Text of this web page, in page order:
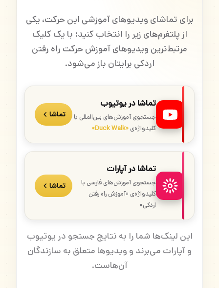
برای تماشای ویدیوهای آموزشی این حرکت، یکی
از پلتفرم‌های زیر را انتخاب کنید؛ با یک کلیک
مرتبط‌ترین ویدیوهای آموزش حرکت راه رفتن
اردکی برایتان باز می‌شود.
تماشا در یوتیوب
جستجوی آموزش‌های بین‌المللی با
کلیدواژه‌ی«Duck Walk»
تماشا
تماشا در آپارات
جستجوی آموزش‌های فارسی با
کلیدواژه‌ی «آموزش راه رفتن
اردکی»
تماشا
این لینک‌ها شما را به نتایج جستجو در یوتیوب
و آپارات می‌برند و ویدیوها متعلق به سازندگان
آن‌هاست.